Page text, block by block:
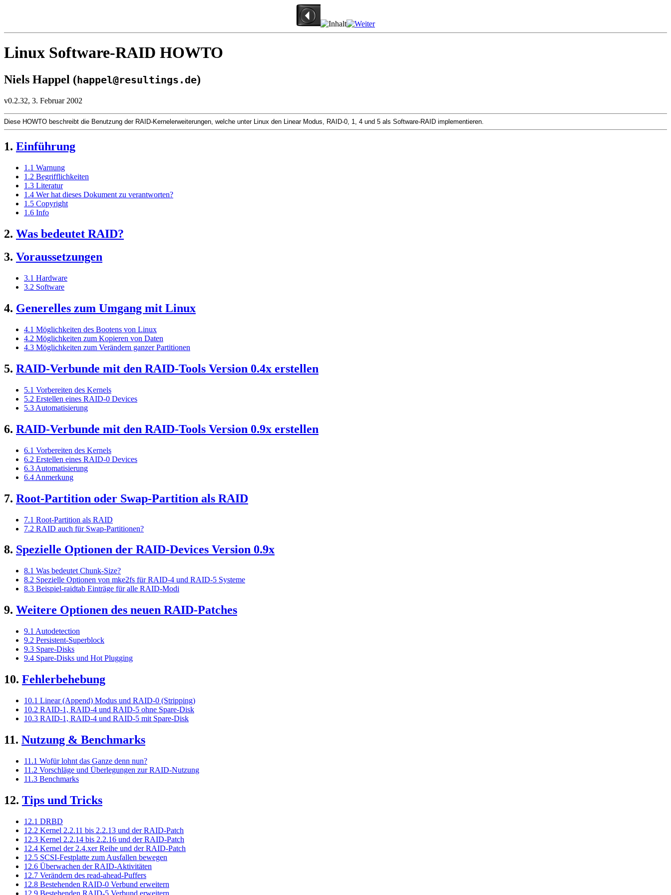
Linux Software-RAID HOWTO
Niels Happel (happel@resultings.de)
v0.2.32, 3. Februar 2002
Diese HOWTO beschreibt die Benutzung der RAID-Kernelerweiterungen, welche unter Linux den Linear Modus, RAID-0, 1, 4 und 5 als Software-RAID implementieren.
1. Einführung
1.1 Warnung
1.2 Begrifflichkeiten
1.3 Literatur
1.4 Wer hat dieses Dokument zu verantworten?
1.5 Copyright
1.6 Info
2. Was bedeutet RAID?
3. Voraussetzungen
3.1 Hardware
3.2 Software
4. Generelles zum Umgang mit Linux
4.1 Möglichkeiten des Bootens von Linux
4.2 Möglichkeiten zum Kopieren von Daten
4.3 Möglichkeiten zum Verändern ganzer Partitionen
5. RAID-Verbunde mit den RAID-Tools Version 0.4x erstellen
5.1 Vorbereiten des Kernels
5.2 Erstellen eines RAID-0 Devices
5.3 Automatisierung
6. RAID-Verbunde mit den RAID-Tools Version 0.9x erstellen
6.1 Vorbereiten des Kernels
6.2 Erstellen eines RAID-0 Devices
6.3 Automatisierung
6.4 Anmerkung
7. Root-Partition oder Swap-Partition als RAID
7.1 Root-Partition als RAID
7.2 RAID auch für Swap-Partitionen?
8. Spezielle Optionen der RAID-Devices Version 0.9x
8.1 Was bedeutet Chunk-Size?
8.2 Spezielle Optionen von mke2fs für RAID-4 und RAID-5 Systeme
8.3 Beispiel-raidtab Einträge für alle RAID-Modi
9. Weitere Optionen des neuen RAID-Patches
9.1 Autodetection
9.2 Persistent-Superblock
9.3 Spare-Disks
9.4 Spare-Disks und Hot Plugging
10. Fehlerbehebung
10.1 Linear (Append) Modus und RAID-0 (Stripping)
10.2 RAID-1, RAID-4 und RAID-5 ohne Spare-Disk
10.3 RAID-1, RAID-4 und RAID-5 mit Spare-Disk
11. Nutzung & Benchmarks
11.1 Wofür lohnt das Ganze denn nun?
11.2 Vorschläge und Überlegungen zur RAID-Nutzung
11.3 Benchmarks
12. Tips und Tricks
12.1 DRBD
12.2 Kernel 2.2.11 bis 2.2.13 und der RAID-Patch
12.3 Kernel 2.2.14 bis 2.2.16 und der RAID-Patch
12.4 Kernel der 2.4.xer Reihe und der RAID-Patch
12.5 SCSI-Festplatte zum Ausfallen bewegen
12.6 Überwachen der RAID-Aktivitäten
12.7 Verändern des read-ahead-Puffers
12.8 Bestehenden RAID-0 Verbund erweitern
12.9 Bestehenden RAID-5 Verbund erweitern